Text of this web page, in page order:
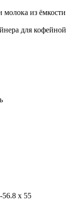
молока из ёмкости
для кофейной
56.8 х 55